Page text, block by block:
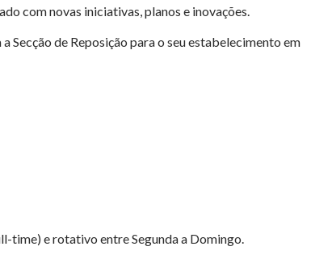
com novas iniciativas, planos e inovações.
Secção de Reposição para o seu estabelecimento em
e rotativo entre Segunda a Domingo.